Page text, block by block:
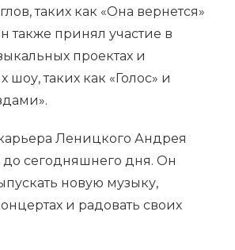
таких как «Она вернется»
также принял участие в
проектах и
шоу, таких как «Голос» и
Леницкого Андрея
до сегодняшнего дня. Он
новую музыку,
и радовать своих